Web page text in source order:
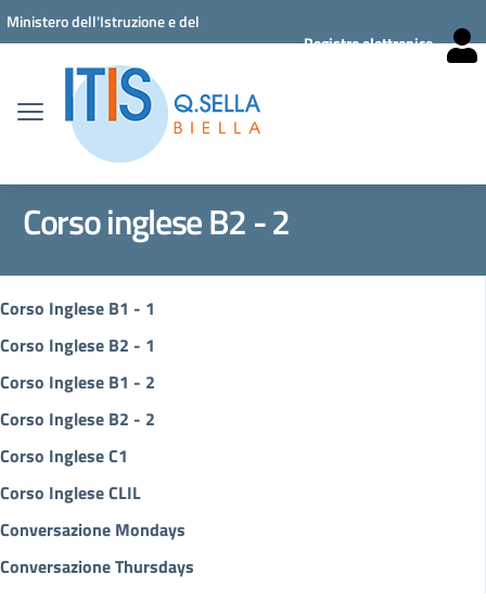
Vai ai contenuti
Vai al menu di navigazione
Vai al footer
Ministero dell'Istruzione e del
Registro elettronico
Corso inglese B2 - 2
Corso Inglese B1 - 1
Corso Inglese B2 - 1
Corso Inglese B1 - 2
Corso Inglese B2 - 2
Corso Inglese C1
Corso Inglese CLIL
Conversazione Mondays
Conversazione Thursdays